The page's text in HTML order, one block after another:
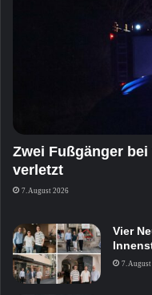
Zwei Fußgänger
verletzt
7. August 2026
Vier
7.